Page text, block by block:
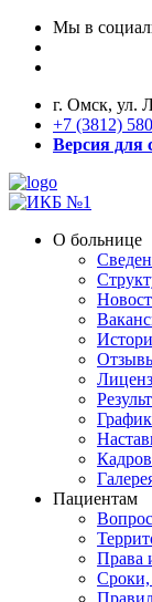
Мы в
г. Омск, ул.
+7 (3812)
Версия для
О больнице
Пациентам
Права
Сроки,